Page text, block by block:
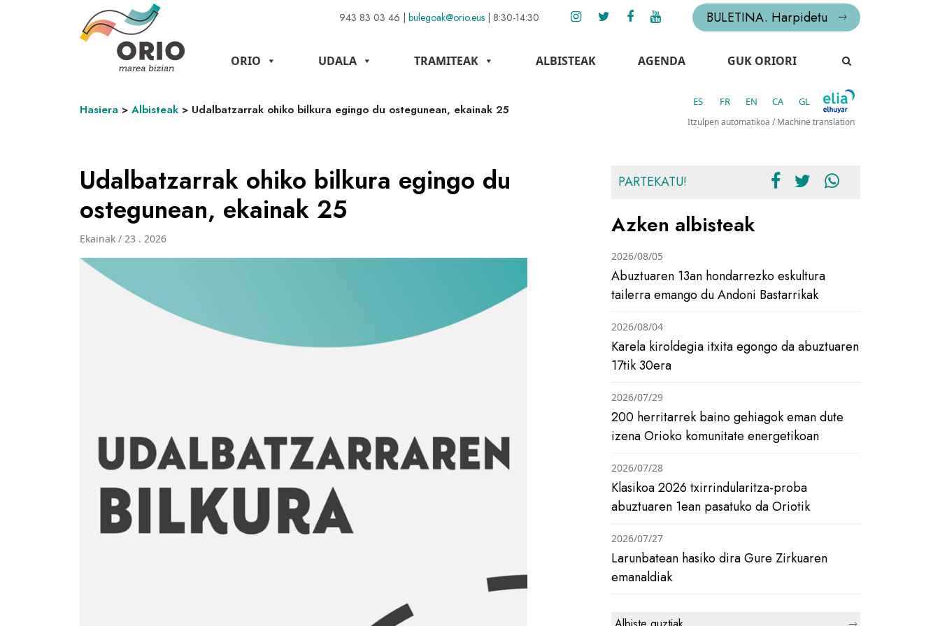
943 83 03 46 | bulegoak@orio.eus | 8:30-14:30 BULETINA. Harpidetu
ORIO UDALA TRAMITEAK ALBISTEAK AGENDA GUK ORIORI
Hasiera > Albisteak > Udalbatzarrak ohiko bilkura egingo du ostegunean, ekainak 25
ES FR EN CA GL
Itzulpen automatikoa / Machine translation
Udalbatzarrak ohiko bilkura egingo du
ostegunean, ekainak 25
Ekainak / 23 . 2026
PARTEKATU!
Azken albisteak
Abuztuaren 13an hondarrezko eskultura
tailerra emango du Andoni Bastarrikak
2026/08/05
Karela kiroldegia itxita egongo da abuztuaren
17tik 30era
2026/08/04
200 herritarrek baino gehiagok eman dute
izena Orioko komunitate energetikoan
2026/07/29
Klasikoa 2026 txirrindularitza-proba
abuztuaren 1ean pasatuko da Oriotik
2026/07/28
Larunbatean hasiko dira Gure Zirkuaren
emanaldiak
2026/07/27